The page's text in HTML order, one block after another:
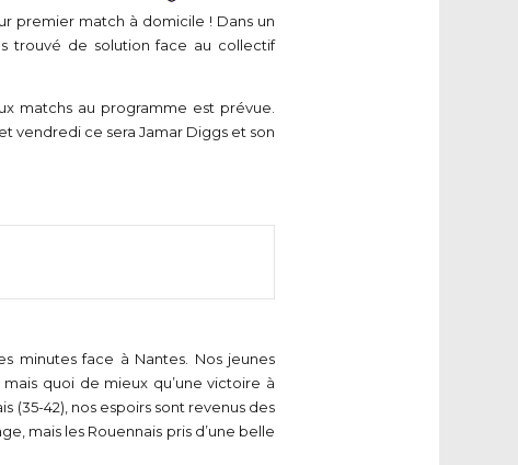
premier match à domicile ! Dans un
trouvé de solution face au collectif
matchs au programme est prévue.
vendredi ce sera Jamar Diggs et son
minutes face à Nantes. Nos jeunes
quoi de mieux qu’une victoire à
(35-42), nos espoirs sont revenus des
mais les Rouennais pris d’une belle